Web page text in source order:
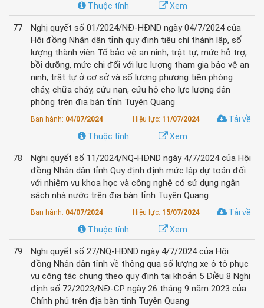
Xem
Thuộc tính
77
Nghị quyết số 01/2024/NĐ-HĐND ngày 04/7/2024 của
Hội đồng Nhân dân tỉnh quy định tiêu chí thành lập, số
lượng thành viên Tổ bảo vệ an ninh, trật tự; mức hỗ trợ,
bồi dưỡng, mức chi đối với lực lượng tham gia bảo vệ an
ninh, trật tự ở cơ sở và số lượng phương tiện phòng
cháy, chữa cháy, cứu nạn, cứu hộ cho lực lượng dân
phòng trên địa bàn tỉnh Tuyên Quang
Ban hành: 04/07/2024 Hiệu lực: 11/07/2024
Tải về
Xem
Thuộc tính
78
Nghị quyết số 11/2024/NQ-HĐND ngày 4/7/2024 của Hội
đồng Nhân dân tỉnh Quy định định mức lập dự toán đối
với nhiệm vụ khoa học và công nghệ có sử dụng ngân
sách nhà nước trên địa bàn tỉnh Tuyên Quang
Ban hành: 04/07/2024 Hiệu lực: 15/07/2024
Tải về
Xem
Thuộc tính
79
Nghị quyết số 27/NQ-HĐND ngày 4/7/2024 của Hội
đồng Nhân dân tỉnh về thông qua số lượng xe ô tô phục
vụ công tác chung theo quy định tại khoản 5 Điều 8 Nghị
định số 72/2023/NĐ-CP ngày 26 tháng 9 năm 2023 của
Chính phủ trên địa bàn tỉnh Tuyên Quang